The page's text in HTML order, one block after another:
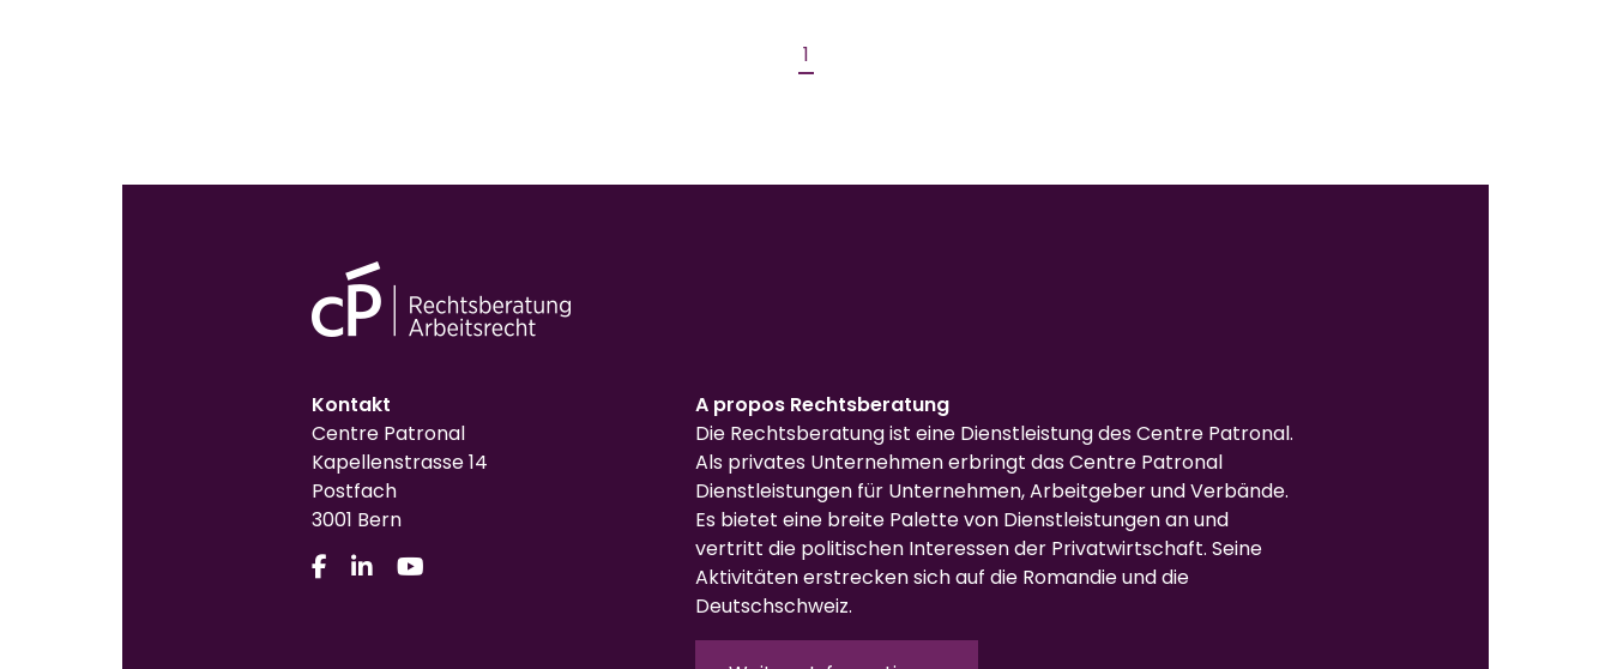
1
Kontakt
Centre Patronal
Kapellenstrasse 14
Postfach
3001 Bern
A propos Rechtsberatung
Die Rechtsberatung ist eine Dienstleistung des Centre Patronal.
Als privates Unternehmen erbringt das Centre Patronal
Dienstleistungen für Unternehmen, Arbeitgeber und Verbände.
Es bietet eine breite Palette von Dienstleistungen an und
vertritt die politischen Interessen der Privatwirtschaft. Seine
Aktivitäten erstrecken sich auf die Romandie und die
Deutschschweiz.